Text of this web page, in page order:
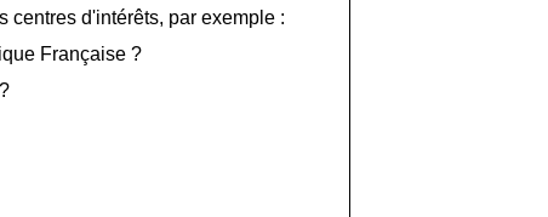
centres d'intérêts, par exemple :
Française ?